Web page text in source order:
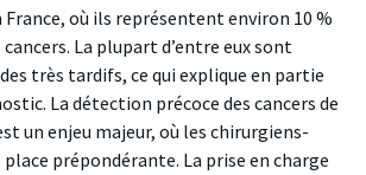
où ils représentent environ 10 %
cancers. La plupart d’entre eux sont
très tardifs, ce qui explique en partie
La détection précoce des cancers de
un enjeu majeur, où les chirurgiens-
prépondérante. La prise en charge